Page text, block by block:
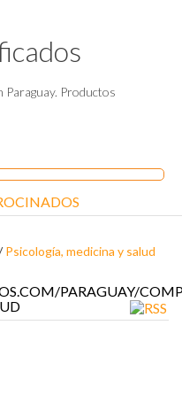
Paraguay. Productos
Psicología, medicina y salud